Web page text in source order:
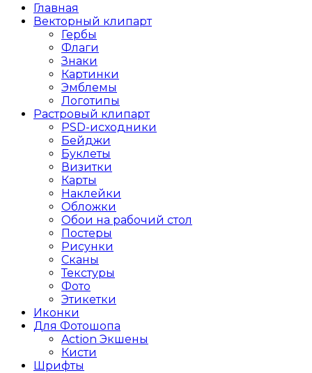
Главная
Векторный клипарт
Гербы
Флаги
Знаки
Картинки
Эмблемы
Логотипы
Растровый клипарт
PSD-исходники
Бейджи
Буклеты
Визитки
Карты
Наклейки
Обложки
Обои на рабочий стол
Постеры
Рисунки
Сканы
Текстуры
Фото
Этикетки
Иконки
Для Фотошопа
Action Экшены
Кисти
Шрифты